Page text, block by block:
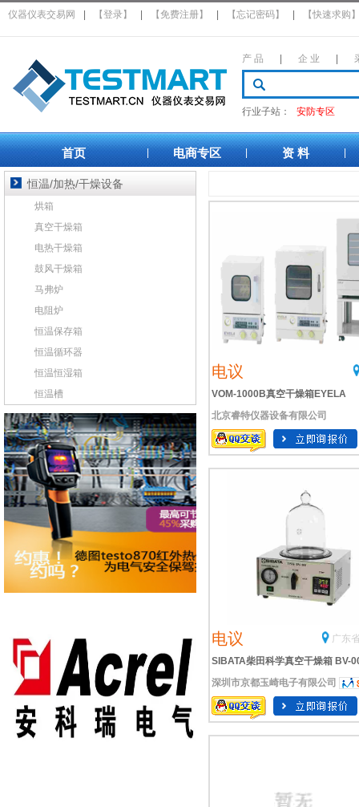
仪器仪表交易网 【登录】 【免费注册】 【忘记密码】 【快速求购
产 品 企 业
行业子站： 安防专区
首页 电商专区 资 料
电议
VOM-1000B真空干燥箱EYELA
北京睿特仪器设备有限公司
电议
广东
SIBATA柴田科学真空干燥箱 BV-
深圳市京都玉崎电子有限公司
恒温/加热/干燥设备
烘箱
真空干燥箱
电热干燥箱
鼓风干燥箱
马弗炉
电阻炉
恒温保存箱
恒温循环器
恒温恒湿箱
恒温槽